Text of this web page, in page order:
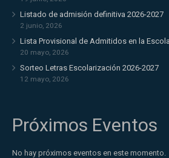
Listado de admisión definitiva 2026-2027
2 junio, 2026
Lista Provisional de Admitidos en la
20 mayo, 2026
Sorteo Letras Escolarización 2026-2027
12 mayo, 2026
Próximos Eventos
No hay próximos eventos en este momento.